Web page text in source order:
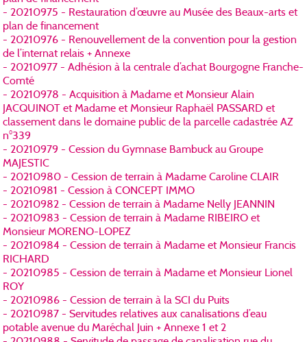
- 20210975 - Restauration d’œuvre au Musée des Beaux-arts et
plan de financement
- 20210976 - Renouvellement de la convention pour la gestion
de l’internat relais + Annexe
- 20210977 - Adhésion à la centrale d’achat Bourgogne Franche-
Comté
- 20210978 - Acquisition à Madame et Monsieur Alain
JACQUINOT et Madame et Monsieur Raphaël PASSARD et
classement dans le domaine public de la parcelle cadastrée AZ
n°339
- 20210979 - Cession du Gymnase Bambuck au Groupe
MAJESTIC
- 20210980 - Cession de terrain à Madame Caroline CLAIR
- 20210981 - Cession à CONCEPT IMMO
- 20210982 - Cession de terrain à Madame Nelly JEANNIN
- 20210983 - Cession de terrain à Madame RIBEIRO et
Monsieur MORENO-LOPEZ
- 20210984 - Cession de terrain à Madame et Monsieur Francis
RICHARD
- 20210985 - Cession de terrain à Madame et Monsieur Lionel
ROY
- 20210986 - Cession de terrain à la SCI du Puits
- 20210987 - Servitudes relatives aux canalisations d’eau
potable avenue du Maréchal Juin + Annexe 1 et 2